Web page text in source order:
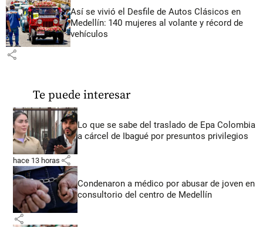
Así se vivió el Desfile de Autos Clásicos en
Medellín: 140 mujeres al volante y récord de
vehículos
share
Te puede interesar
Lo que se sabe del traslado de Epa Colombia
a cárcel de Ibagué por presuntos privilegios
hace 13 horas share
Condenaron a médico por abusar de joven en
consultorio del centro de Medellín
share